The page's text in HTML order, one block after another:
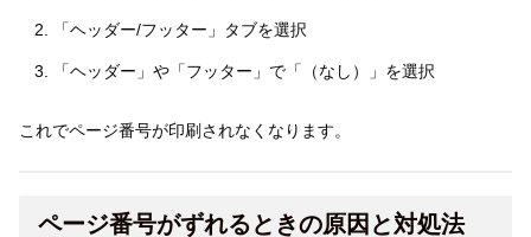
「ヘッダー/フッター」タブを選択
「ヘッダー」や「フッター」で「（なし）」を選択
これでページ番号が印刷されなくなります。
ページ番号がずれるときの原因と対処法